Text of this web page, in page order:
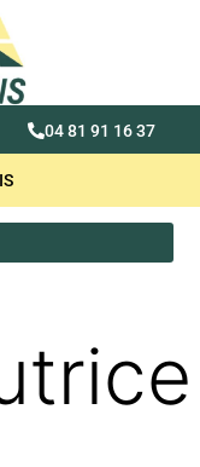
04 81 91 16 37